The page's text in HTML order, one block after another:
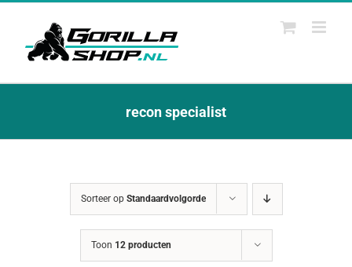
Ga
recon specialist
Sorteer op Standaardvolgorde
Toon 12 producten